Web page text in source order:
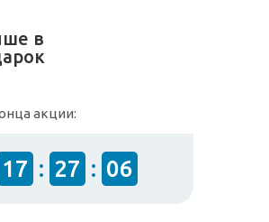
в
акции:
17 : 27 : 06